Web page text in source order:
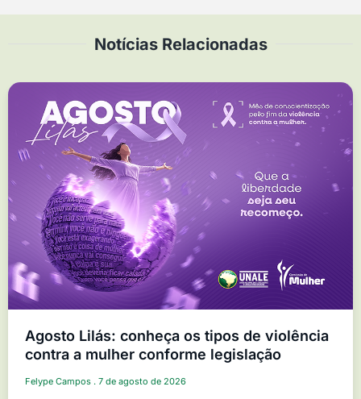
Notícias Relacionadas
Agosto Lilás: conheça os tipos de violência
contra a mulher conforme legislação
Felype Campos 7 de agosto de 2026